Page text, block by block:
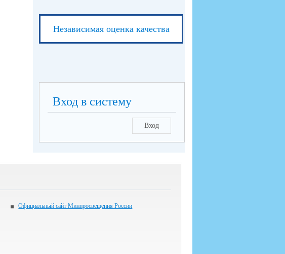
Независимая оценка качества
Вход в систему
Вход
Официальный сайт Минпросвещения России